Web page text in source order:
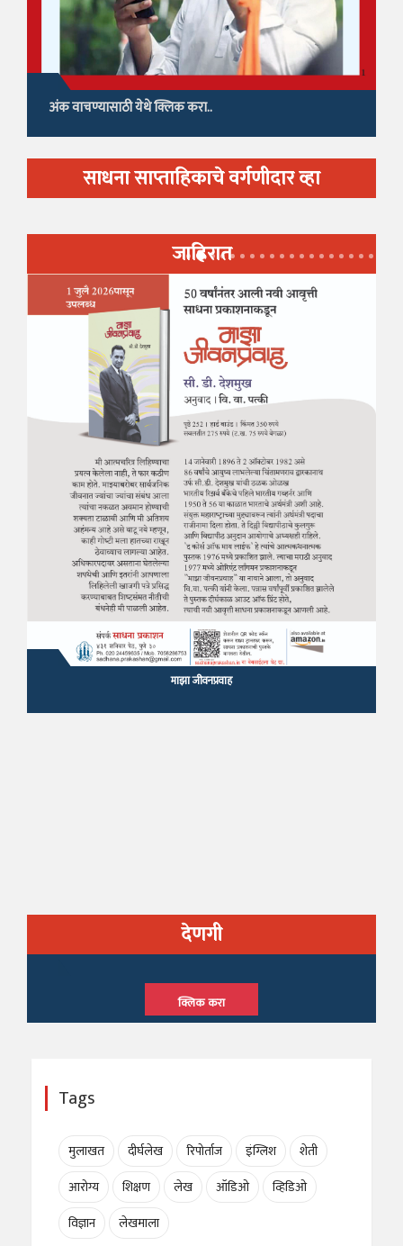
अंक वाचण्यासाठी येथे क्लिक करा..
साधना साप्ताहिकाचे वर्गणीदार व्हा
जाहिरात
माझा जीवनप्रवाह
देणगी
क्लिक करा
Tags
मुलाखत दीर्घलेख रिपोर्ताज इंग्लिश
शेती
आरोग्य
शिक्षण लेख ऑडिओ
व्हिडिओ
विज्ञान
लेखमाला